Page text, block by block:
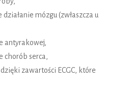
mózgu (zwłaszcza u
antyrakowej,
chorób serca,
zawartości ECGC, które